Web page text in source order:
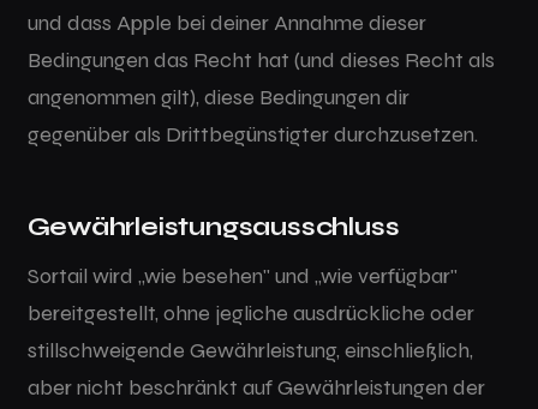
und dass Apple bei deiner Annahme dieser
Bedingungen das Recht hat (und dieses Recht als
angenommen gilt), diese Bedingungen dir
gegenüber als Drittbegünstigter durchzusetzen.
Gewährleistungsausschluss
Sortail wird „wie besehen" und „wie verfügbar"
bereitgestellt, ohne jegliche ausdrückliche oder
stillschweigende Gewährleistung, einschließlich,
aber nicht beschränkt auf Gewährleistungen der